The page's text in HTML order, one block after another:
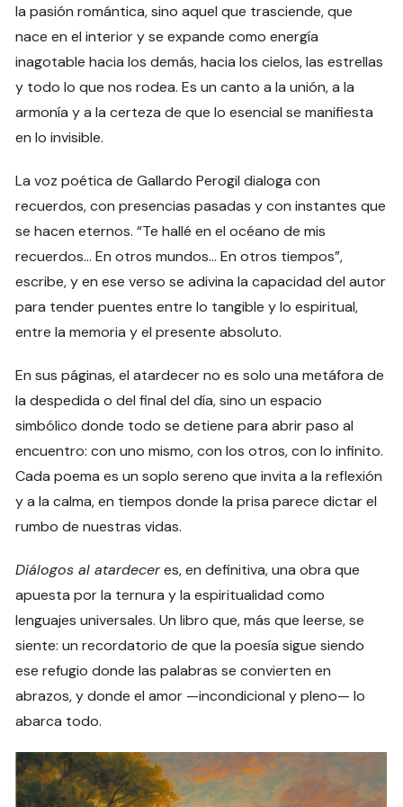
la pasión romántica, sino aquel que trasciende, que
nace en el interior y se expande como energía
inagotable hacia los demás, hacia los cielos, las estrellas
y todo lo que nos rodea. Es un canto a la unión, a la
armonía y a la certeza de que lo esencial se manifiesta
en lo invisible.
La voz poética de Gallardo Perogil dialoga con
recuerdos, con presencias pasadas y con instantes que
se hacen eternos. “Te hallé en el océano de mis
recuerdos… En otros mundos… En otros tiempos”,
escribe, y en ese verso se adivina la capacidad del autor
para tender puentes entre lo tangible y lo espiritual,
entre la memoria y el presente absoluto.
En sus páginas, el atardecer no es solo una metáfora de
la despedida o del final del día, sino un espacio
simbólico donde todo se detiene para abrir paso al
encuentro: con uno mismo, con los otros, con lo infinito.
Cada poema es un soplo sereno que invita a la reflexión
y a la calma, en tiempos donde la prisa parece dictar el
rumbo de nuestras vidas.
Diálogos al atardeceres, en definitiva, una obra que
apuesta por la ternura y la espiritualidad como
lenguajes universales. Un libro que, más que leerse, se
siente: un recordatorio de que la poesía sigue siendo
ese refugio donde las palabras se convierten en
abrazos, y donde el amor —incondicional y pleno— lo
abarca todo.